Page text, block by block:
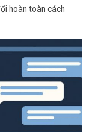
hoàn toàn cách